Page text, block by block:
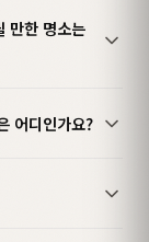
한 명소는
디인가요?